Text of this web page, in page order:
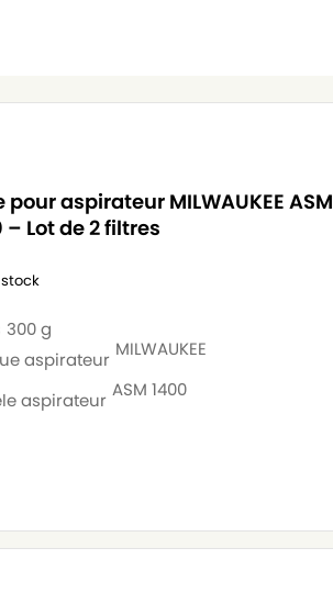
pour aspirateur MILWAUKEE ASM
– Lot de 2 filtres
stock
300 g
aspirateur MILWAUKEE
aspirateur ASM 1400